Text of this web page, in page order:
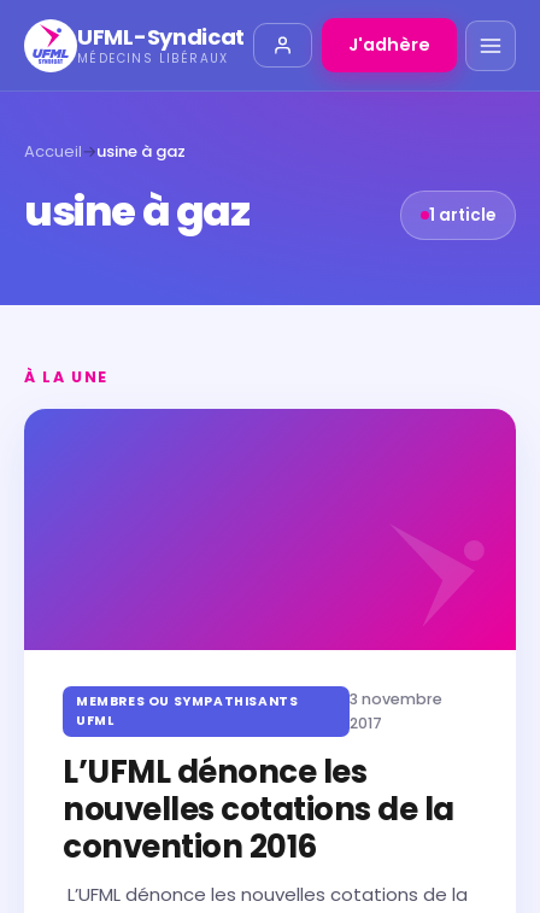
UFML-Syndicat
MÉDECINS LIBÉRAUX
J'adhère
Accueil→usine à gaz
usine à gaz 1 article
À LA UNE
MEMBRES OU SYMPATHISANTS
UFML
3 novembre
2017
L’UFML dénonce les
nouvelles cotations de la
convention 2016
L’UFML dénonce les nouvelles cotations de la